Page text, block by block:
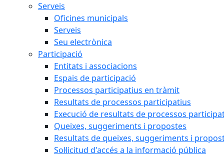
Serveis
Oficines municipals
Serveis
Seu electrònica
Participació
Entitats i associacions
Espais de participació
Processos participatius en tràmit
Resultats de processos participatius
Execució de resultats de processos
Queixes, suggeriments i propostes
Resultats de queixes, suggeriments i
Sol·licitud d'accés a la informació pública